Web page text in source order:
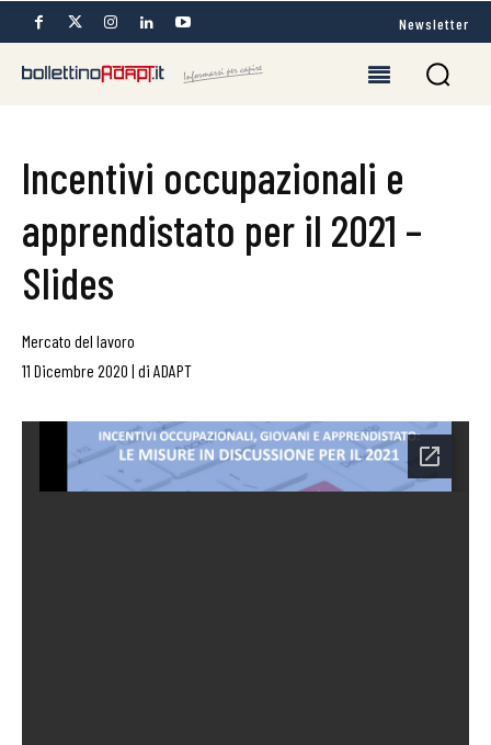
Newsletter
Incentivi occupazionali e
apprendistato per il 2021 –
Slides
Mercato del lavoro
11 Dicembre 2020 | di ADAPT